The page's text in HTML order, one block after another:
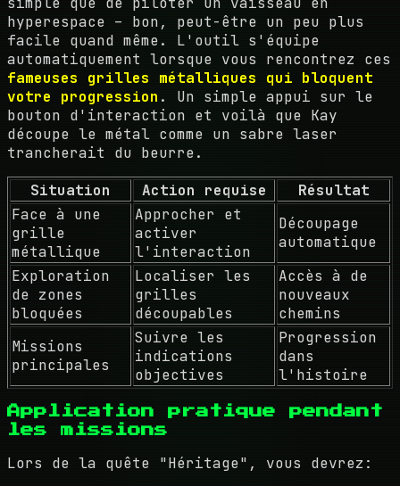
hyperespace – bon, peut-être un peu plus
facile quand même. L'outil s'équipe
automatiquement lorsque vous rencontrez ces
fameuses grilles métalliques qui bloquent
votre progression . Un simple appui sur le
bouton d'interaction et voilà que Kay
découpe le métal comme un sabre laser
trancherait du beurre.
Situation
Action requise
Résultat
Face à une
grille
métallique
Approcher et
activer
l'interaction
Découpage
automatique
Exploration
de zones
bloquées
Localiser les
grilles
découpables
Accès à de
nouveaux
chemins
Missions
principales
Suivre les
indications
objectives
Progression
dans
l'histoire
Application pratique pendant
les missions
Lors de la quête "Héritage", vous devrez: